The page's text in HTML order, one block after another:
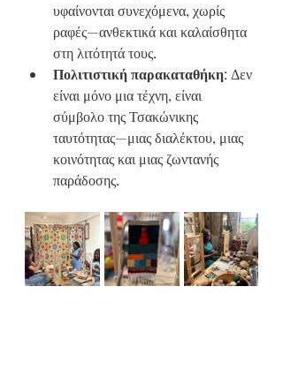
υφαίνονται συνεχόμενα, χωρίς
ραφές—ανθεκτικά και καλαίσθητα
στη λιτότητά τους.
Πολιτιστική παρακαταθήκη: Δεν
είναι μόνο μια τέχνη, είναι
σύμβολο της Τσακώνικης
ταυτότητας—μιας διαλέκτου, μιας
κοινότητας και μιας ζωντανής
παράδοσης.